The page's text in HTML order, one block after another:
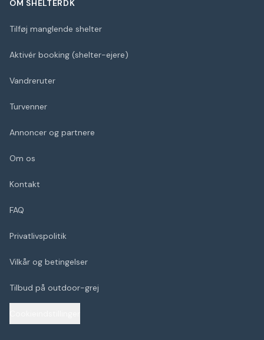
OM SHELTERDK
Tilføj manglende shelter
Aktivér booking (shelter-ejere)
Vandreruter
Turvenner
Annoncer og partnere
Om os
Kontakt
FAQ
Privatlivspolitik
Vilkår og betingelser
Tilbud på outdoor-grej